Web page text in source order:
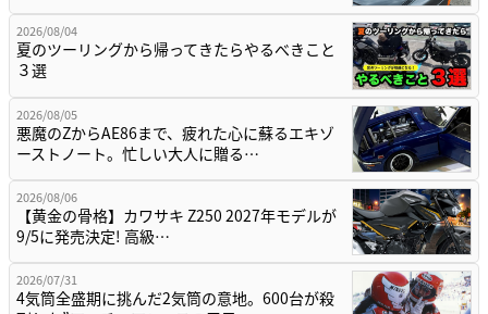
2026/08/04
夏のツーリングから帰ってきたらやるべきこと
３選
2026/08/05
悪魔のZからAE86まで、疲れた心に蘇るエキゾ
ーストノート。忙しい大人に贈る…
2026/08/06
【黄金の骨格】カワサキ Z250 2027年モデルが
9/5に発売決定! 高級…
2026/07/31
4気筒全盛期に挑んだ2気筒の意地。600台が殺